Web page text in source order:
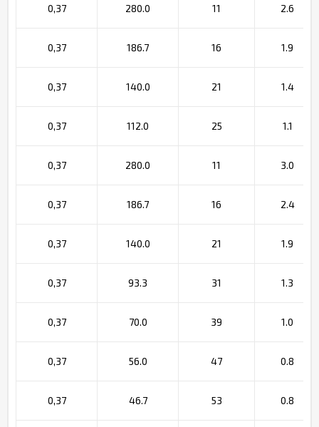
0,37 280.0 11 2.6
0,37 186.7 16 1.9
0,37 140.0 21 1.4
0,37 112.0 25 1.1
0,37 280.0 11 3.0
0,37 186.7 16 2.4
0,37 140.0 21 1.9
0,37 93.3 31 1.3
0,37 70.0 39 1.0
0,37 56.0 47 0.8
0,37 46.7 53 0.8